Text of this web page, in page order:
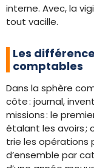
interne. Avec, la
tout vacille.
Les
comptables
Dans la sphère
côte : journal,
missions : le
étalant les avoirs ;
trie les opérations
d’ensemble par